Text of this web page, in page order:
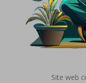
Site web